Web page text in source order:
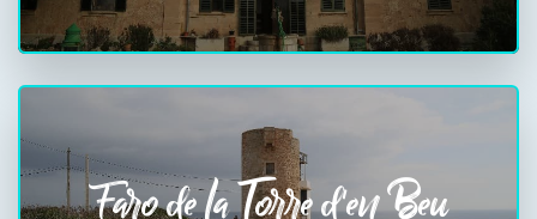
Faro de la Torre d'en Beu